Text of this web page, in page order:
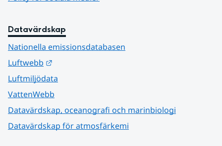
Datavärdskap
Nationella emissionsdatabasen
Luftwebb
Luftmiljödata
VattenWebb
Datavärdskap, oceanografi och marinbiologi
Datavärdskap för atmosfärkemi